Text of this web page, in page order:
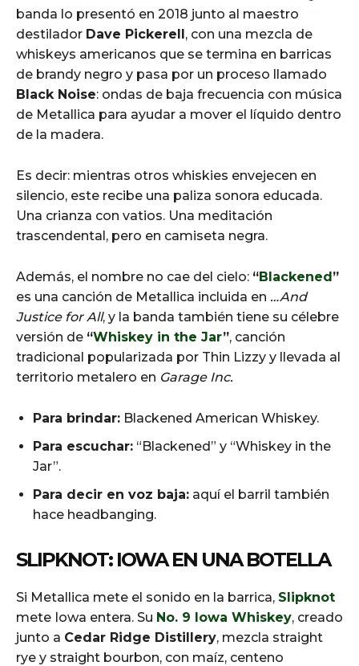
banda lo presentó en 2018 junto al maestro
destilador Dave Pickerell, con una mezcla de
whiskeys americanos que se termina en barricas
de brandy negro y pasa por un proceso llamado
Black Noise: ondas de baja frecuencia con música
de Metallica para ayudar a mover el líquido dentro
de la madera.
Es decir: mientras otros whiskies envejecen en
silencio, este recibe una paliza sonora educada.
Una crianza con vatios. Una meditación
trascendental, pero en camiseta negra.
Además, el nombre no cae del cielo: “Blackened”
es una canción de Metallica incluida en …And
Justice for All, y la banda también tiene su célebre
versión de “Whiskey in the Jar”, canción
tradicional popularizada por Thin Lizzy y llevada al
territorio metalero en Garage Inc.
Para brindar: Blackened American Whiskey.
Para escuchar: “Blackened” y “Whiskey in the
Jar”.
Para decir en voz baja: aquí el barril también
hace headbanging.
SLIPKNOT: IOWA EN UNA BOTELLA
Si Metallica mete el sonido en la barrica, Slipknot
mete Iowa entera. Su No. 9 Iowa Whiskey, creado
junto a Cedar Ridge Distillery, mezcla straight
rye y straight bourbon, con maíz, centeno